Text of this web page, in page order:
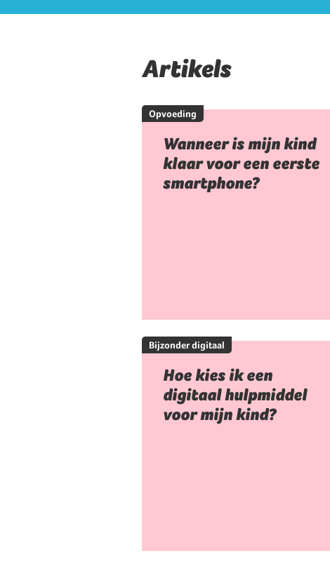
Artikels
Opvoeding
Wanneer is mijn kind
klaar voor een eerste
smartphone?
Bijzonder digitaal
Hoe kies ik een
digitaal hulpmiddel
voor mijn kind?